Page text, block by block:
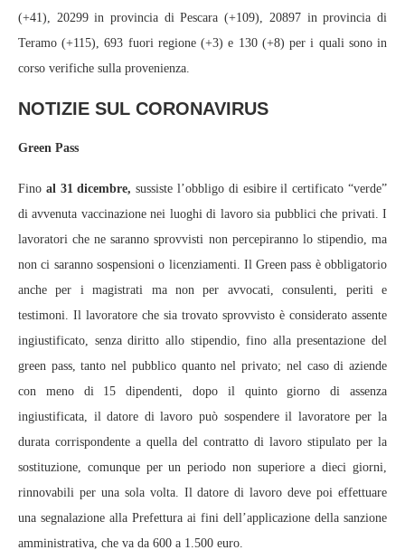
(+41), 20299 in provincia di Pescara (+109), 20897 in provincia di
Teramo (+115), 693 fuori regione (+3) e 130 (+8) per i quali sono in
corso verifiche sulla provenienza.
NOTIZIE SUL CORONAVIRUS
Green Pass
Fino al 31 dicembre, sussiste l’obbligo di esibire il certificato “verde”
di avvenuta vaccinazione nei luoghi di lavoro sia pubblici che privati. I
lavoratori che ne saranno sprovvisti non percepiranno lo stipendio, ma
non ci saranno sospensioni o licenziamenti. Il Green pass è obbligatorio
anche per i magistrati ma non per avvocati, consulenti, periti e
testimoni. Il lavoratore che sia trovato sprovvisto è considerato assente
ingiustificato, senza diritto allo stipendio, fino alla presentazione del
green pass, tanto nel pubblico quanto nel privato; nel caso di aziende
con meno di 15 dipendenti, dopo il quinto giorno di assenza
ingiustificata, il datore di lavoro può sospendere il lavoratore per la
durata corrispondente a quella del contratto di lavoro stipulato per la
sostituzione, comunque per un periodo non superiore a dieci giorni,
rinnovabili per una sola volta. Il datore di lavoro deve poi effettuare
una segnalazione alla Prefettura ai fini dell’applicazione della sanzione
amministrativa, che va da 600 a 1.500 euro.